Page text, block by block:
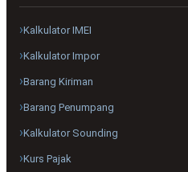
Kalkulator IMEI
Kalkulator Impor
Barang Kiriman
Barang Penumpang
Kalkulator Sounding
Kurs Pajak